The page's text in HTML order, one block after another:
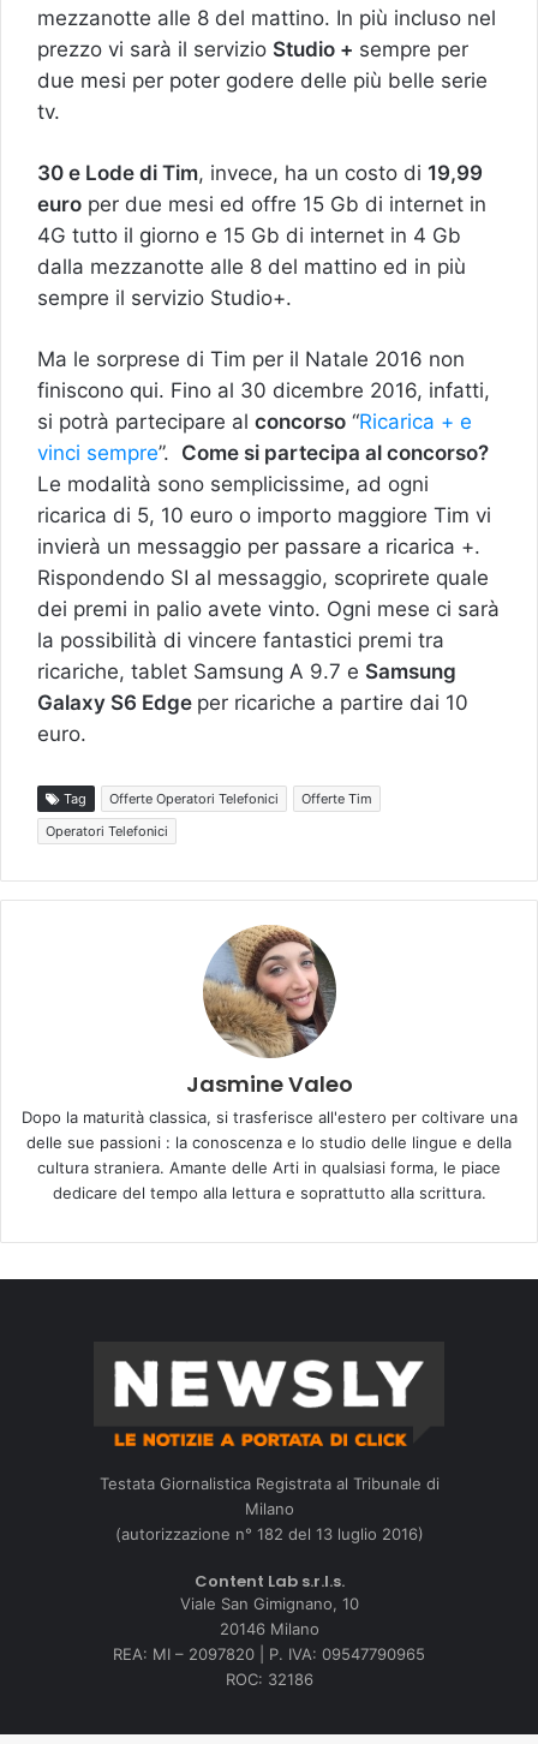
mezzanotte alle 8 del mattino. In più incluso nel
prezzo vi sarà il servizio Studio + sempre per
due mesi per poter godere delle più belle serie
tv.
30 e Lode di Tim, invece, ha un costo di 19,99
euro per due mesi ed offre 15 Gb di internet in
4G tutto il giorno e 15 Gb di internet in 4 Gb
dalla mezzanotte alle 8 del mattino ed in più
sempre il servizio Studio+.
Ma le sorprese di Tim per il Natale 2016 non
finiscono qui. Fino al 30 dicembre 2016, infatti,
si potrà partecipare al concorso “Ricarica + e
vinci sempre”. Come si partecipa al concorso?
Le modalità sono semplicissime, ad ogni
ricarica di 5, 10 euro o importo maggiore Tim vi
invierà un messaggio per passare a ricarica +.
Rispondendo SI al messaggio, scoprirete quale
dei premi in palio avete vinto. Ogni mese ci sarà
la possibilità di vincere fantastici premi tra
ricariche, tablet Samsung A 9.7 e Samsung
Galaxy S6 Edge per ricariche a partire dai 10
euro.
Tag Offerte Operatori Telefonici
Offerte Tim
Operatori Telefonici
Jasmine Valeo
Dopo la maturità classica, si trasferisce all'estero per coltivare una
delle sue passioni : la conoscenza e lo studio delle lingue e della
cultura straniera. Amante delle Arti in qualsiasi forma, le piace
dedicare del tempo alla lettura e soprattutto alla scrittura.
Testata Giornalistica Registrata al Tribunale di
Milano
(autorizzazione n° 182 del 13 luglio 2016)
Content Lab s.r.l.s.
Viale San Gimignano, 10
20146 Milano
REA: MI – 2097820 | P. IVA: 09547790965
ROC: 32186